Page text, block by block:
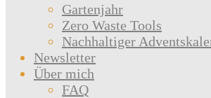
Gartenjahr
Zero Waste Tools
Nachhaltiger
Newsletter
Über mich
FAQ